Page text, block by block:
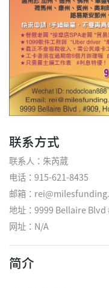
联系方式
联系人：朱芮葳
电话：915-621-8435
邮箱：
地址：9999 Bellaire
网址： N/A
简介